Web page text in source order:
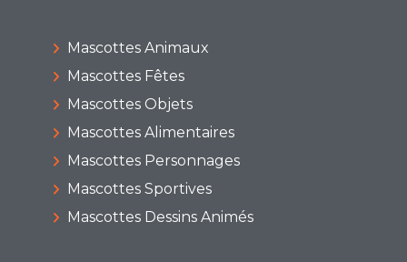
Mascottes Animaux
Mascottes Fêtes
Mascottes Objets
Mascottes Alimentaires
Mascottes Personnages
Mascottes Sportives
Mascottes Dessins Animés